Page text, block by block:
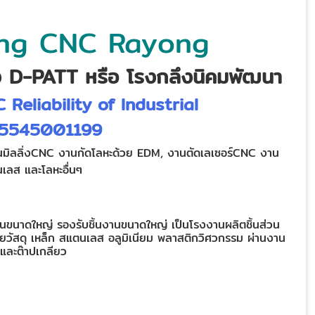
CNC Rayong
PATT หรือ โรงกลึงนิคมพัฒนา
Reliability of Industrial
ลลิ่งCNC งานกัดโลหะด้วย EDM, งานตัดเลเซอร์CNC งาน
ลส และโลหะอื่นๆ
นาดใหญ่ รองรับชิ้นงานขนาดใหญ่ เป็นโรงงานผลิตชิ้นส่วน
สดุ เหล็ก สแตนเลส อลูมิเนียม พลาสติกวิศวกรรม ผ่านงาน
ละต๊าปเกลียว